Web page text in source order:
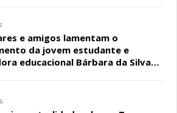
e amigos lamentam o
da jovem estudante e
educacional Bárbara da Silva